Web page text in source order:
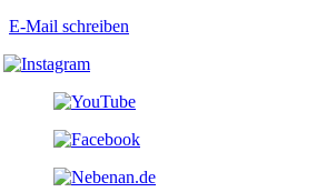
E-Mail schreiben